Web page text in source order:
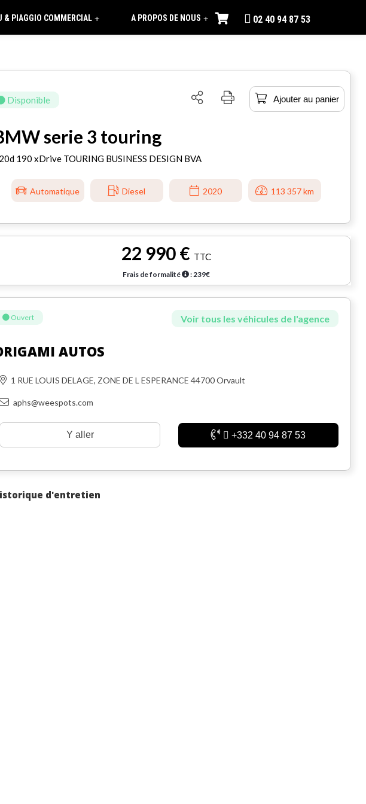
+
& PIAGGIO COMMERCIAL +
A PROPOS DE NOUS 02 40 94 87 53
Disponible Ajouter au panier
serie 3 touring
190 xDrive TOURING BUSINESS DESIGN BVA
Automatique Diesel 2020 113 357 km
22 990 € TTC
Frais de formalité : 239€
Ouvert Voir tous les véhicules de l'agence
AUTOS
1 RUE LOUIS DELAGE, ZONE DE L ESPERANCE 44700 Orvault
aphs@weespots.com
Y aller +332 40 94 87 53
d'entretien